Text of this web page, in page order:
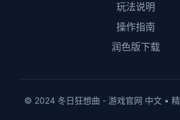
玩法说明
操作指南
润色版下载
© 2024 冬日狂想曲 - 游戏官网 中文 •